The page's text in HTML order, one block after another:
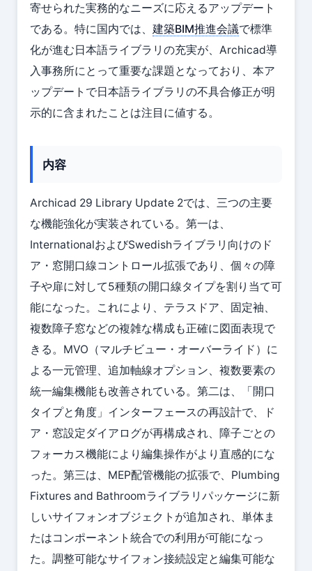
寄せられた実務的なニーズに応えるアップデート
である。特に国内では、 建築BIM推進会議で標準
化が進む日本語ライブラリの充実が、Archicad導
入事務所にとって重要な課題となっており、本ア
ップデートで日本語ライブラリの不具合修正が明
示的に含まれたことは注目に値する。
内容
Archicad 29 Library Update 2では、三つの主要
な機能強化が実装されている。第一は、
InternationalおよびSwedishライブラリ向けのド
ア・窓開口線コントロール拡張であり、個々の障
子や扉に対して5種類の開口線タイプを割り当て可
能になった。これにより、テラスドア、固定袖、
複数障子窓などの複雑な構成も正確に図面表現で
きる。MVO（マルチビュー・オーバーライド）に
よる一元管理、追加軸線オプション、複数要素の
統一編集機能も改善されている。第二は、「開口
タイプと角度」インターフェースの再設計で、ド
ア・窓設定ダイアログが再構成され、障子ごとの
フォーカス機能により編集操作がより直感的にな
った。第三は、MEP配管機能の拡張で、Plumbing
Fixtures and Bathroomライブラリパッケージに新
しいサイフォンオブジェクトが追加され、単体ま
たはコンポーネント統合での利用が可能になっ
た。調整可能なサイフォン接続設定と編集可能な